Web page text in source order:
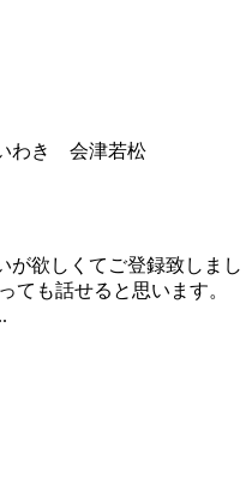
き 会津若松
が欲しくてご登録致しまし
ても話せると思います。